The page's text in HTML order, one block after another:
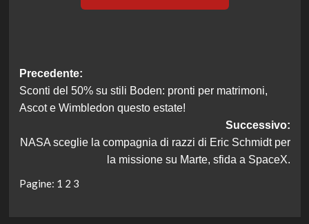
Navigazione
articolo
Precedente:
Sconti del 50% su stili Boden: pronti per matrimoni,
Ascot e Wimbledon questo estate!
Successivo:
NASA sceglie la compagnia di razzi di Eric Schmidt per
la missione su Marte, sfida a SpaceX.
Pagine: 1 2 3